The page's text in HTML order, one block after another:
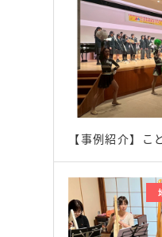
【事例紹介】こ